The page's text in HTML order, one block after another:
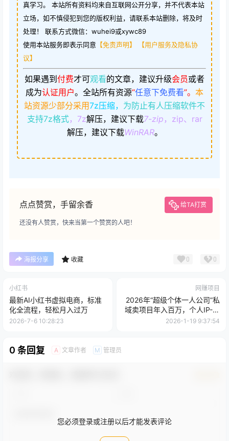
真学习。 本站所有资料均来自互联网公开分享，并不代表本站
立场，如不慎侵犯到您的版权利益，请联系本站删除，将及时
处理！ 联系方式微信：wuhei9或xywc89
使用本站服务即表示同意 【免责声明】
【用户服务及隐私协
议】
如果遇到 付费才可观看的文章，建议升级会员或者
成为认证用户。 全站所有资源“任意下免费看”。 本
站资源少部分采用7z压缩， 为防止有人压缩软件不
支持7z格式，7z解压，建议下载7-zip ，zip、rar
解压，建议下载WinRAR。
点点赞赏，手留余香 给TA打赏
还没有人赞赏，快来当第一个赞赏的人吧！
海报分享 收藏 0 0
小红书
最新AI小红书虚拟电商，标准
化全流程，轻松月入过万
2026-7-6 10:28:23
网赚项目
2026年“超级个体一人公司”私
域卖项目年入百万，个人IP-精
准引流-项目包装-转化成交
2026-1-19 9:37:54
0 条回复 A 文章作者 M 管理员
您必须登录或注册以后才能发表评论